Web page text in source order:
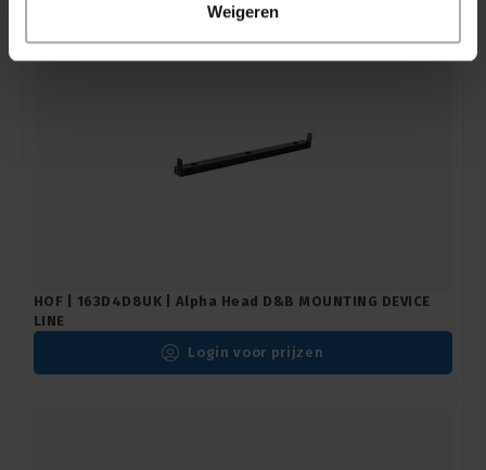
Weigeren
HOF | 163D4D8UK | Alpha Head D&B MOUNTING DEVICE
LINE
Login voor prijzen